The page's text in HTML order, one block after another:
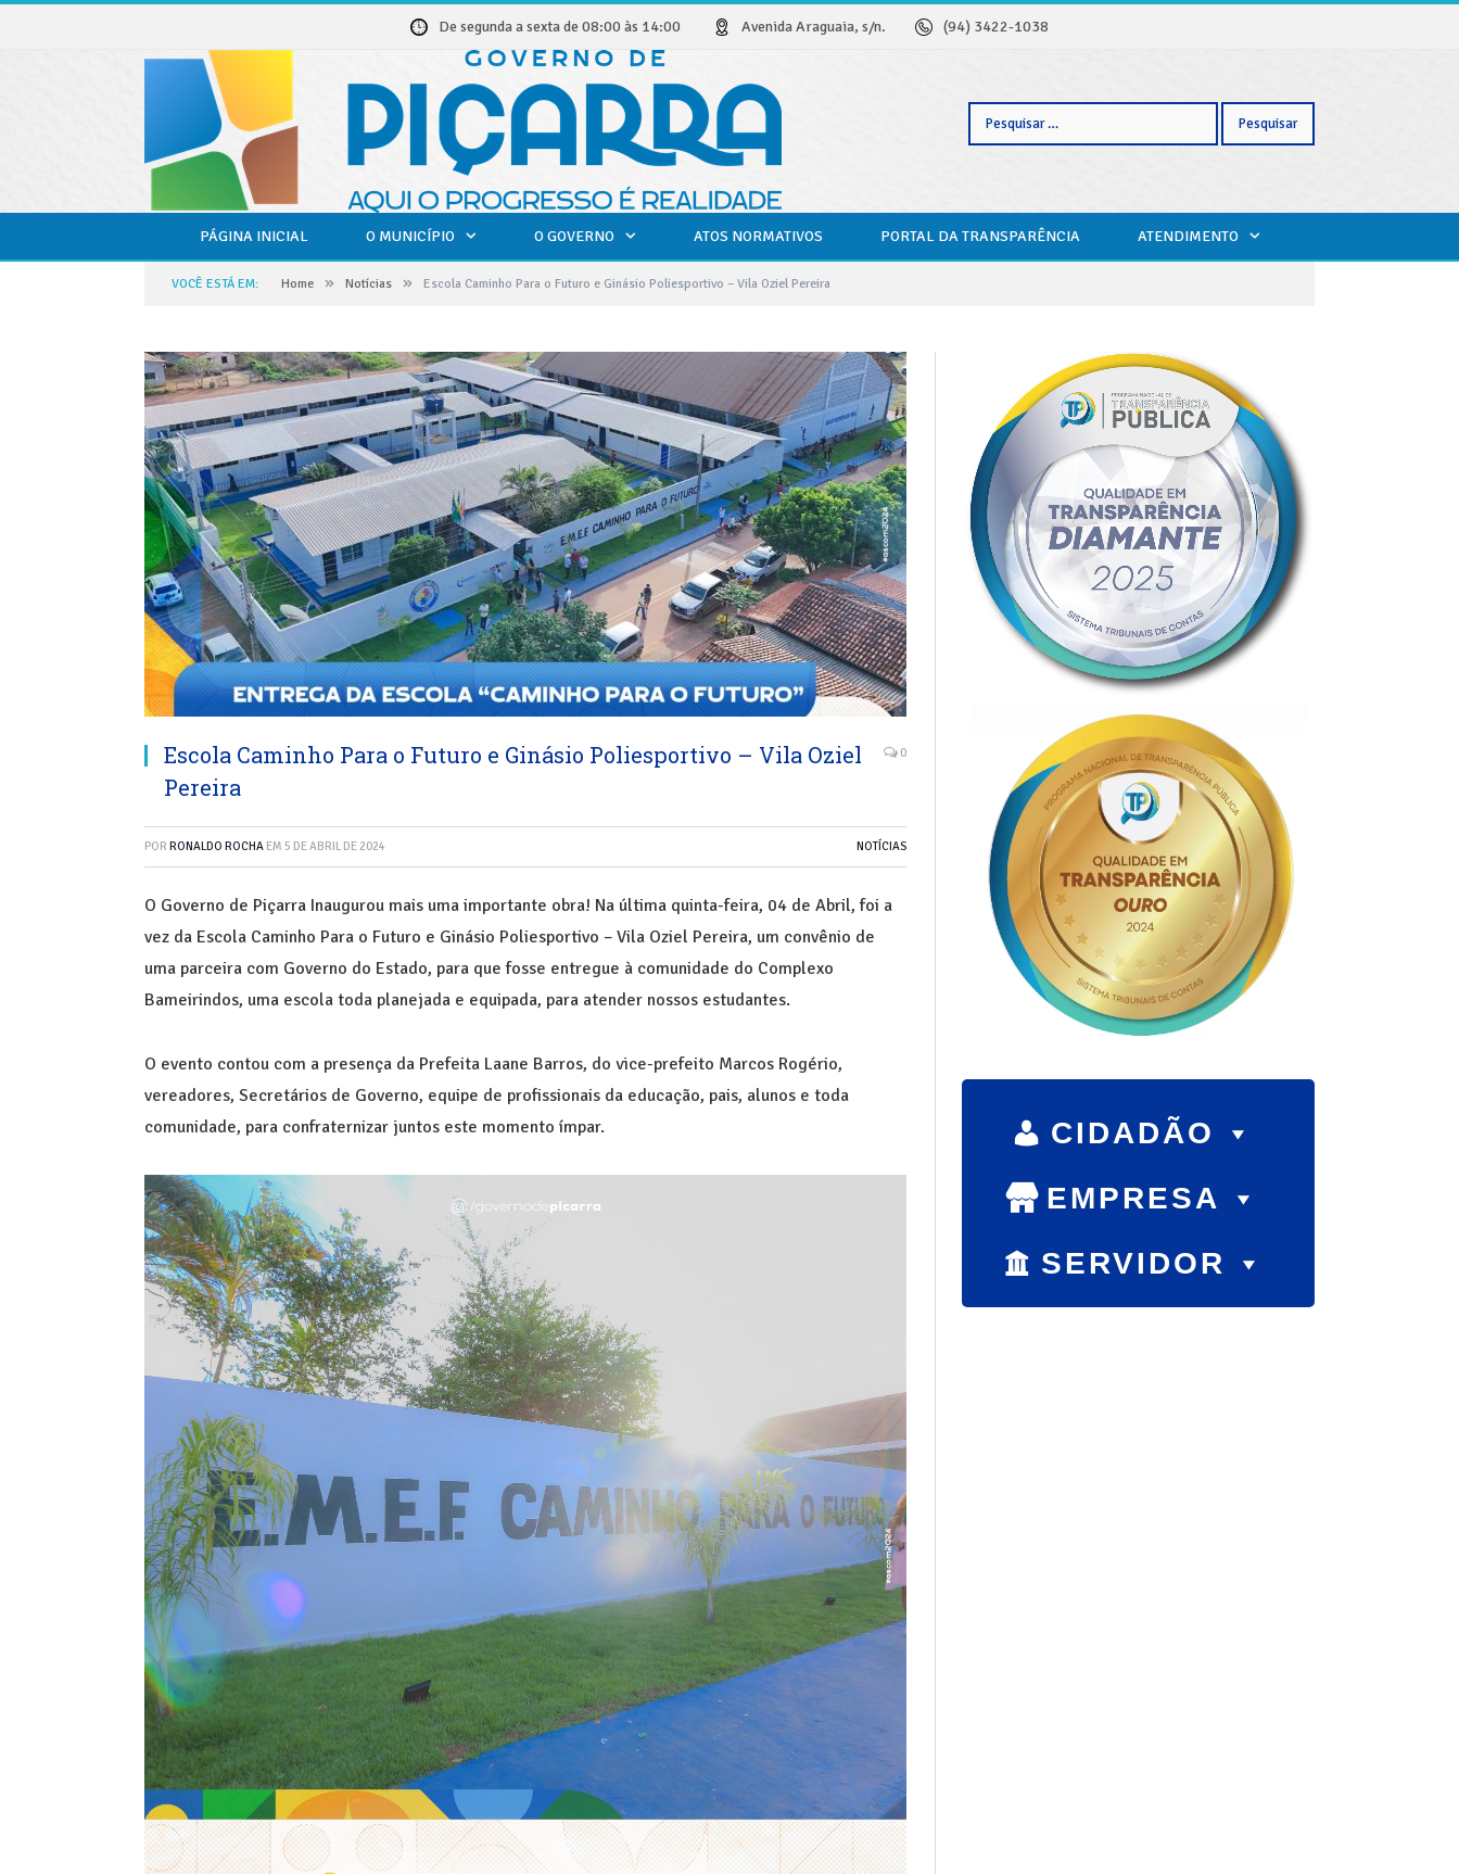
De segunda a sexta de 08:00 às 14:00 Avenida Araguaia, s/n. (94) 3422-1038
Pesquisar
PÁGINA INICIAL O MUNICÍPIO O GOVERNO ATOS NORMATIVOS PORTAL DA TRANSPARÊNCIA ATENDIMENTO
VOCÊ ESTÁ EM: Home » Notícias » Escola Caminho Para o Futuro e Ginásio Poliesportivo – Vila Oziel Pereira
Escola Caminho Para o Futuro e Ginásio Poliesportivo – Vila Oziel
Pereira
0
POR RONALDO ROCHA EM 5 DE ABRIL DE 2024 NOTÍCIAS
O Governo de Piçarra Inaugurou mais uma importante obra! Na última quinta-feira, 04 de Abril, foi a
vez da Escola Caminho Para o Futuro e Ginásio Poliesportivo – Vila Oziel Pereira, um convênio de
uma parceira com Governo do Estado, para que fosse entregue à comunidade do Complexo
Bameirindos, uma escola toda planejada e equipada, para atender nossos estudantes.
O evento contou com a presença da Prefeita Laane Barros, do vice-prefeito Marcos Rogério,
vereadores, Secretários de Governo, equipe de profissionais da educação, pais, alunos e toda
comunidade, para confraternizar juntos este momento ímpar.
CIDADÃO
EMPRESA
SERVIDOR